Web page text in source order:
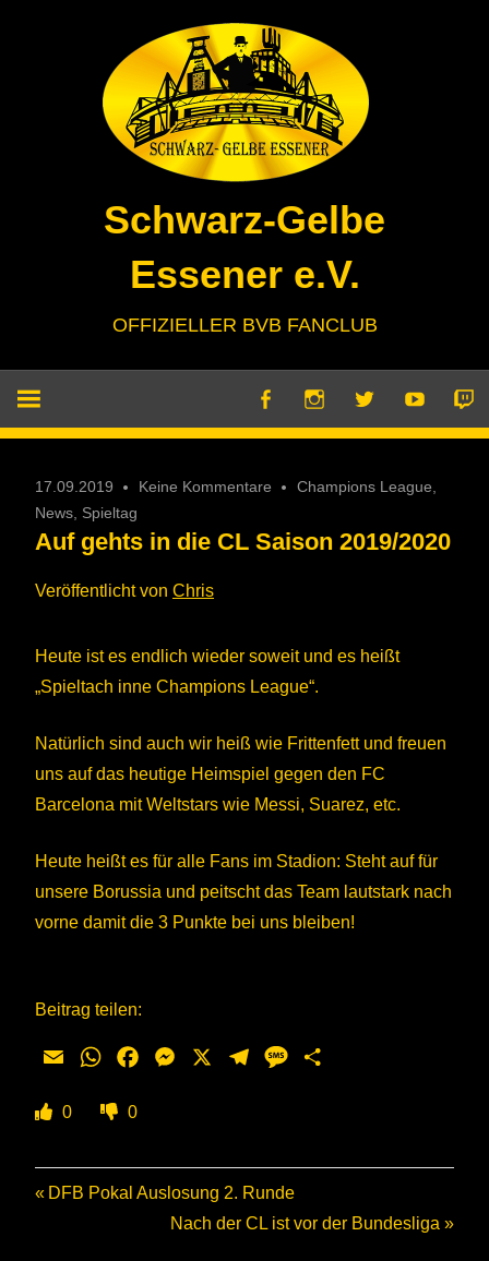
Schwarz-Gelbe
Essener e.V.
OFFIZIELLER BVB FANCLUB
17.09.2019 Keine Kommentare Champions League
News Spieltag
Auf gehts in die CL Saison 2019/2020
Veröffentlicht von Chris
Heute ist es endlich wieder soweit und es heißt
„Spieltach inne Champions League“.
Natürlich sind auch wir heiß wie Frittenfett und freuen
uns auf das heutige Heimspiel gegen den FC
Barcelona mit Weltstars wie Messi, Suarez, etc.
Heute heißt es für alle Fans im Stadion: Steht auf für
unsere Borussia und peitscht das Team lautstark nach
vorne damit die 3 Punkte bei uns bleiben!
Beitrag teilen:
Email WhatsAppFacebookMessengerTelegramMessage
0 0
Beitragsnavigation
Vorheriger
DFB Pokal Auslosung 2. Runde
Nächster
Nach der CL ist vor der Bundesliga